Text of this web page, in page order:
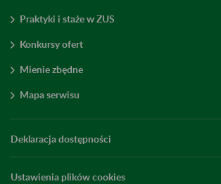
Praktyki i staże w ZUS
Konkursy ofert
Mienie zbędne
Mapa serwisu
Deklaracja dostępności
Ustawienia plików cookies